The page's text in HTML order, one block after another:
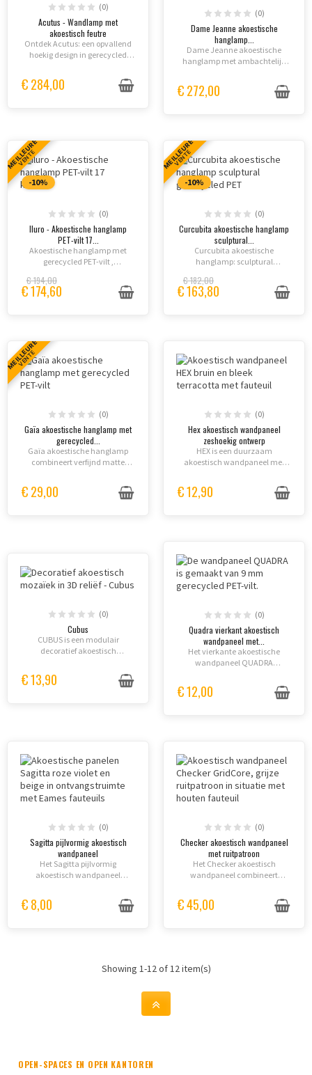
(0)
Acutus - Wandlamp met
akoestisch feutre
Ontdek Acutus: een opvallend
hoekig design in gerecycled
verlichting en akoestische
verbetering voor moderne
€ 284,00
(0)
Dame Jeanne akoestische
hanglamp...
Dame Jeanne akoestische
hanglamp met ambachtelijk
verlichtingsoplossing die stijl en
€ 272,00
-10%
(0)
Iluro - Akoestische hanglamp
PET-vilt 17...
Akoestische hanglamp met
gerecycled PET-vilt ,
combineert architectonische
elegantie, zacht licht en
€ 194,00
€ 174,60
MEILLEURE
VENTE
-10%
(0)
Curcubita akoestische hanglamp
sculptural...
Curcubita akoestische
hanglamp: sculptural
kleuren. Klasse A-absorptie,
geïntegreerde verlichting, laag
€ 182,00
€ 163,80
MEILLEURE
VENTE
(0)
Gaïa akoestische hanglamp met
gerecycled...
Gaïa akoestische hanglamp
combineert verfijnd matte
gerecycled PET-vilt, ideaal voor
€ 29,00
MEILLEURE
VENTE
(0)
Hex akoestisch wandpaneel
zeshoekig ontwerp
HEX is een duurzaam
akoestisch wandpaneel met
geluidsabsorptie voor
€ 12,90
(0)
Cubus
CUBUS is een modulair
decoratief akoestisch
duurzaam PET-vilt en Klasse A
geluidsabsorptie voor kantoren
€ 13,90
(0)
Quadra vierkant akoestisch
wandpaneel met...
Het vierkante akoestische
wandpaneel QUADRA
met modulair design voor
optimaal akoestisch comfort.
€ 12,00
(0)
Sagitta pijlvormig akoestisch
wandpaneel
Het Sagitta pijlvormig
akoestisch wandpaneel
pijlvorm met gerecycled PET-
vilt. Modulair en grafisch, het
€ 8,00
(0)
Checker akoestisch wandpaneel
met ruitpatroon
Het Checker akoestisch
wandpaneel combineert
gerecycled PET-vilt voor
effectieve geluidsbeheersing.
€ 45,00
Showing 1-12 of 12 item(s)
OPEN-SPACES EN OPEN KANTOREN